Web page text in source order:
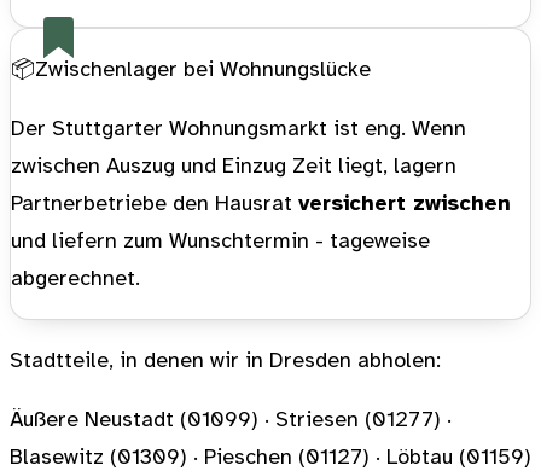
📦Zwischenlager bei Wohnungslücke
Der Stuttgarter Wohnungsmarkt ist eng. Wenn
zwischen Auszug und Einzug Zeit liegt, lagern
Partnerbetriebe den Hausrat versichert zwischen
und liefern zum Wunschtermin - tageweise
abgerechnet.
Stadtteile, in denen wir in Dresden abholen:
Äußere Neustadt (01099) · Striesen (01277) ·
Blasewitz (01309) · Pieschen (01127) · Löbtau (01159)